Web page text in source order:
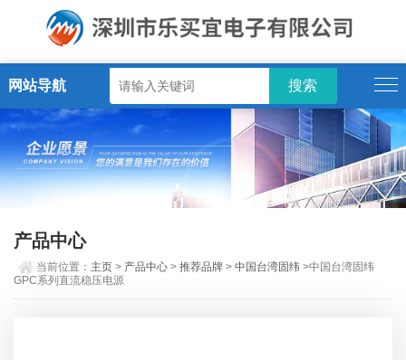
网站导航
产品中心
当前位置： 主页 > 产品中心 >推荐品牌 >中国台湾固纬 >中国台湾固纬
GPC系列直流稳压电源